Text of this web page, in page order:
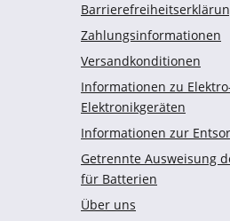
Zahlungsinformationen
Versandkonditionen
Informationen zu
Elektronikgeräten
Informationen zur
Getrennte Ausweisung
für Batterien
Über uns